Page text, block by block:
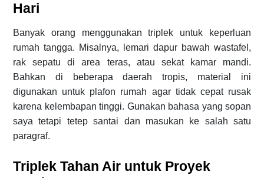
Hari
Banyak orang menggunakan triplek untuk keperluan
rumah tangga. Misalnya, lemari dapur bawah wastafel,
rak sepatu di area teras, atau sekat kamar mandi.
Bahkan di beberapa daerah tropis, material ini
digunakan untuk plafon rumah agar tidak cepat rusak
karena kelembapan tinggi. Gunakan bahasa yang sopan
saya tetapi tetep santai dan masukan ke salah satu
paragraf.
Triplek Tahan Air untuk Proyek